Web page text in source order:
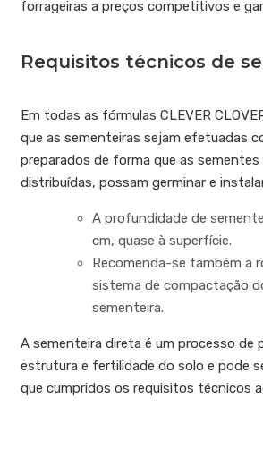
forrageiras a preços competitivos e
Requisitos técnicos de
Em todas as fórmulas CLEVER
que as sementeiras sejam efetuadas
preparados de forma que as sementes
distribuídas, possam germinar e
A profundidade de
cm, quase à superfície.
Recomenda-se também a
sistema de compactação
sementeira.
A sementeira direta é um processo de
estrutura e fertilidade do solo e pode
que cumpridos os requisitos técnicos